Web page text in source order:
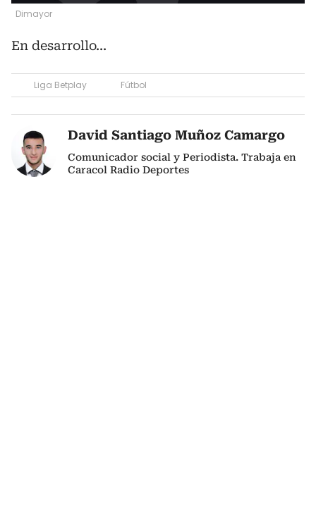
Dimayor
En desarrollo...
Liga Betplay Fútbol
David Santiago Muñoz Camargo
Comunicador social y Periodista. Trabaja en
Caracol Radio Deportes